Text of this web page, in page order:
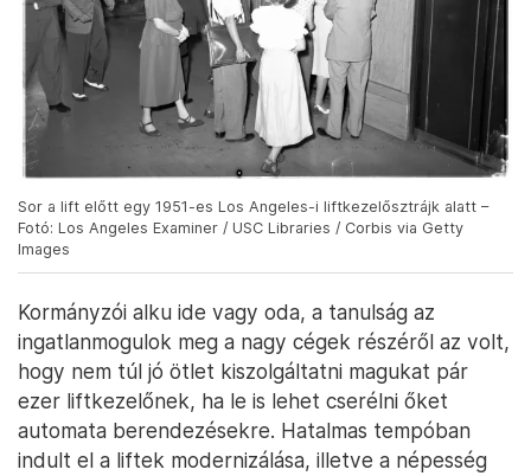
Sor a lift előtt egy 1951-es Los Angeles-i liftkezelősztrájk alatt –
Fotó: Los Angeles Examiner / USC Libraries / Corbis via Getty
Images
Kormányzói alku ide vagy oda, a tanulság az
ingatlanmogulok meg a nagy cégek részéről az volt,
hogy nem túl jó ötlet kiszolgáltatni magukat pár
ezer liftkezelőnek, ha le is lehet cserélni őket
automata berendezésekre. Hatalmas tempóban
indult el a liftek modernizálása, illetve a népesség